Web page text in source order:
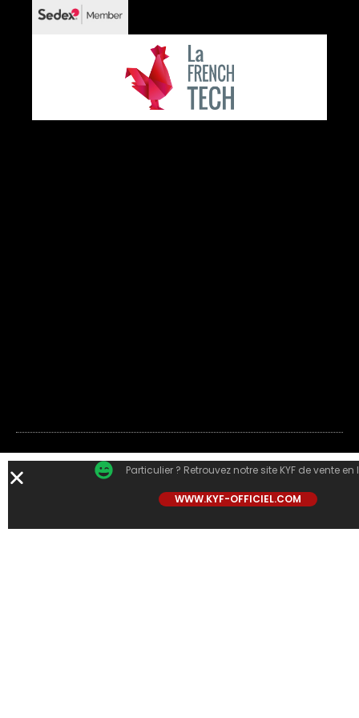
Particulier ? Retrouvez notre site KYF de vente en
WWW.KYF-OFFICIEL.COM